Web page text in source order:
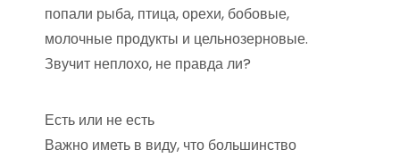
попали рыба, птица, орехи, бобовые,
молочные продукты и цельнозерновые.
Звучит неплохо, не правда ли?
Есть или не есть
Важно иметь в виду, что большинство